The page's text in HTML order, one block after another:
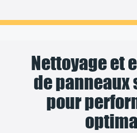
Nettoyage et
de
pour